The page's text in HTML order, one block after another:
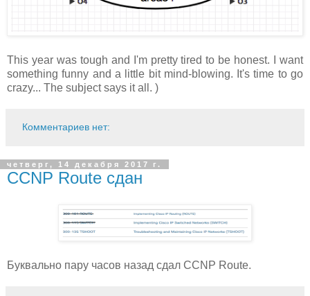
This year was tough and I'm pretty tired to be honest. I want
something funny and a little bit mind-blowing. It's time to go
crazy... The subject says it all. )
Комментариев нет:
четверг, 14 декабря 2017 г.
CCNP Route сдан
Буквально пару часов назад сдал CCNP Route.